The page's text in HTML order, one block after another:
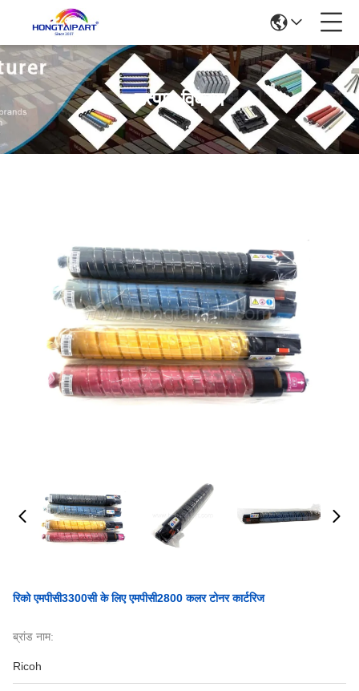
उत्पाद विवरण
रिको एमपीसी3300सी के लिए एमपीसी2800 कलर टोनर कार्टरिज
ब्रांड नाम:
Ricoh